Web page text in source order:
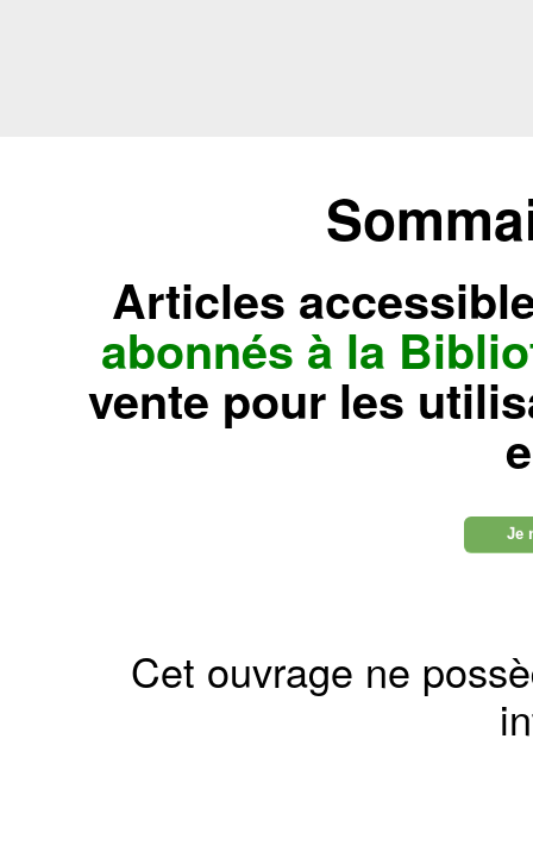
Articles
abonnés à la
vente pour les
Je
Cet ouvrage ne